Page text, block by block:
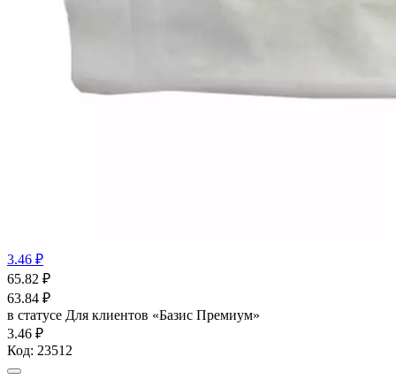
3.46 ₽
65.82 ₽
63.84 ₽
в статусе Для клиентов «Базис Премиум»
3.46 ₽
Код: 23512